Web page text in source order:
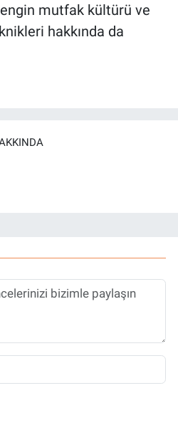
mutfak kültürü ve
hakkında da